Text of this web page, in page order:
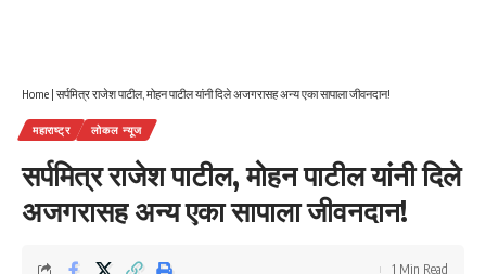
Home | सर्पमित्र राजेश पाटील, मोहन पाटील यांनी दिले अजगरासह अन्य एका सापाला जीवनदान!
महाराष्ट्र लोकल न्यूज
सर्पमित्र राजेश पाटील, मोहन पाटील यांनी दिले
अजगरासह अन्य एका सापाला जीवनदान!
1 Min Read